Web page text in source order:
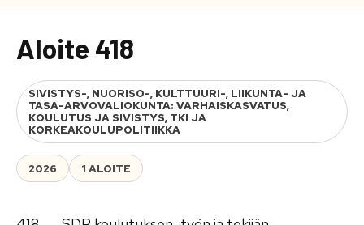
Aloite 418
SIVISTYS-, NUORISO-, KULTTUURI-, LIIKUNTA- JA
TASA-ARVOVALIOKUNTA: VARHAISKASVATUS,
KOULUTUS JA SIVISTYS, TKI JA
KORKEAKOULUPOLITIIKKA
2026 1 ALOITE